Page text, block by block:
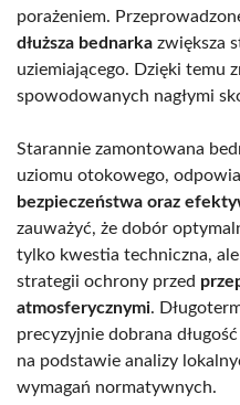
porażeniem.
dłuższa bednarka zwiększa
uziemiającego. Dzięki temu
spowodowanych nagłymi
Starannie zamontowana
uziomu otokowego,
bezpieczeństwa oraz
zauważyć, że dobór
tylko kwestia techniczna,
strategii ochrony przed
atmosferycznymi.
precyzyjnie dobrana
na podstawie analizy
wymagań normatywnych.